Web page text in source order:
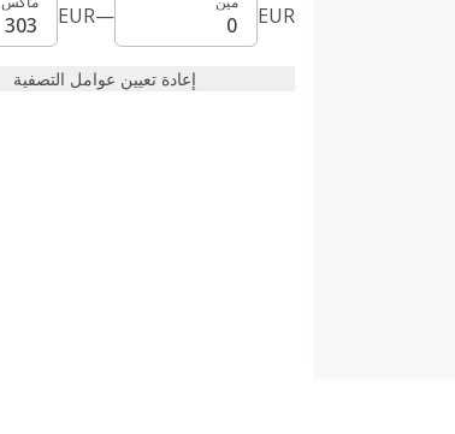
EUR
—
EUR
إعادة تعيين عوامل التصفية